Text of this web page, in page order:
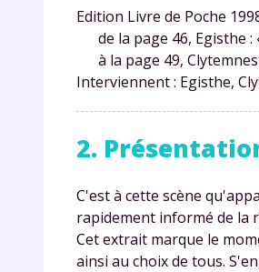
Edition Livre de Poche
de la page 46, Egisthe :
à la page 49,
Interviennent : Egisthe,
2.
C'est à cette scène
rapidement informé de la
Cet extrait marque le
ainsi au choix de tous.